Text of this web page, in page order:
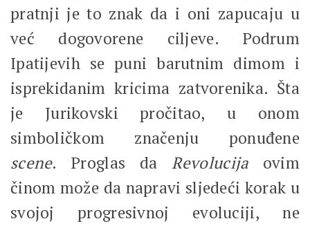
pratnji je to znak da i oni zapucaju u
već dogovorene ciljeve. Podrum
Ipatijevih se puni barutnim dimom i
isprekidanim kricima zatvorenika. Šta
je Jurikovski pročitao, u onom
simboličkom značenju ponuđene
scene. Proglas da Revolucija ovim
činom može da napravi sljedeći korak u
svojoj progresivnoj evoluciji, ne